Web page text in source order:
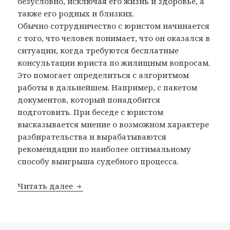
также его родных и близких.
Обычно сотрудничество с юристом начинается
с того, что человек понимает, что он оказался в
ситуации, когда требуются бесплатные
консультации юриста по жилищным вопросам.
Это помогает определиться с алгоритмом
работы в дальнейшем. Например, с пакетом
документов, который понадобится
подготовить. При беседе с юристом
высказывается мнение о возможном характере
разбирательства и вырабатываются
рекомендации по наиболее оптимальному
способу выигрыша судебного процесса.
Читать далее Юрист по жилищным вопросам